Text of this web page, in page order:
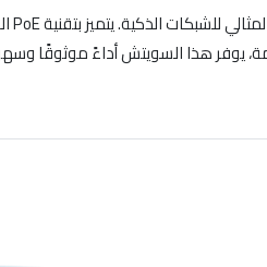
يوفر هذا السويتش أداءً موثوقًا